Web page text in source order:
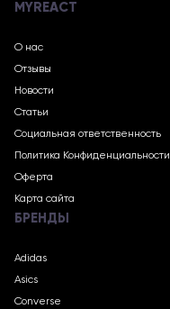
MYREACT
О нас
Отзывы
Новости
Статьи
Социальная ответственность
Политика Конфиденциальности
Оферта
Карта сайта
БРЕНДЫ
Adidas
Asics
Converse